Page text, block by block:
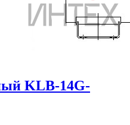
KLB-14G-